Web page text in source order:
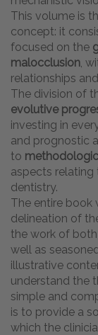
This volume is
concept: it
focused on the
malocclusion ,
relationships
The division of
evolutive
investing in
and prognostic
to
aspects relating
dentistry.
The entire book
delineation of
the work of
well as
illustrative
understand the
simple and
is to provide a
which the